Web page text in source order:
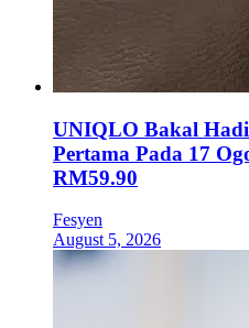
UNIQLO Bakal
Pertama Pada 17
RM59.90
Fesyen
August 5, 2026